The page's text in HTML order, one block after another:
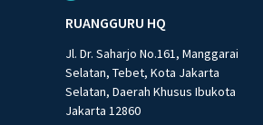
RUANGGURU HQ
Jl. Dr. Saharjo No.161, Manggarai
Selatan, Tebet, Kota Jakarta
Selatan, Daerah Khusus Ibukota
Jakarta 12860